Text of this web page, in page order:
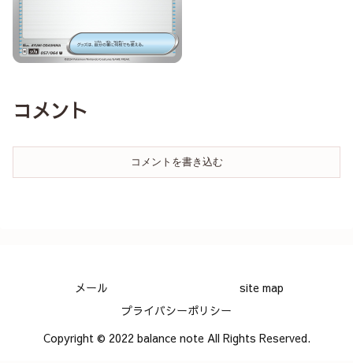
コメント
コメントを書き込む
メール
site map
プライバシーポリシー
Copyright © 2022 balance note All Rights Reserved.